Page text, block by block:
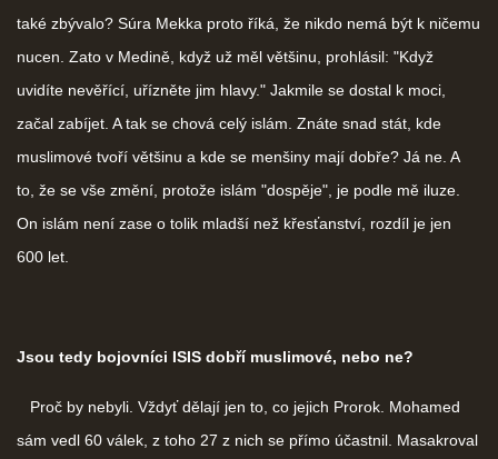
také zbývalo? Súra Mekka proto říká, že nikdo nemá být k ničemu
nucen. Zato v Medině, když už měl většinu, prohlásil: "Když
uvidíte nevěřící, uřízněte jim hlavy." Jakmile se dostal k moci,
začal zabíjet. A tak se chová celý islám. Znáte snad stát, kde
muslimové tvoří většinu a kde se menšiny mají dobře? Já ne. A
to, že se vše změní, protože islám "dospěje", je podle mě iluze.
On islám není zase o tolik mladší než křesťanství, rozdíl je jen
600 let.
Jsou tedy bojovníci ISIS dobří muslimové, nebo ne?
Proč by nebyli. Vždyť dělají jen to, co jejich Prorok. Mohamed
sám vedl 60 válek, z toho 27 z nich se přímo účastnil. Masakroval